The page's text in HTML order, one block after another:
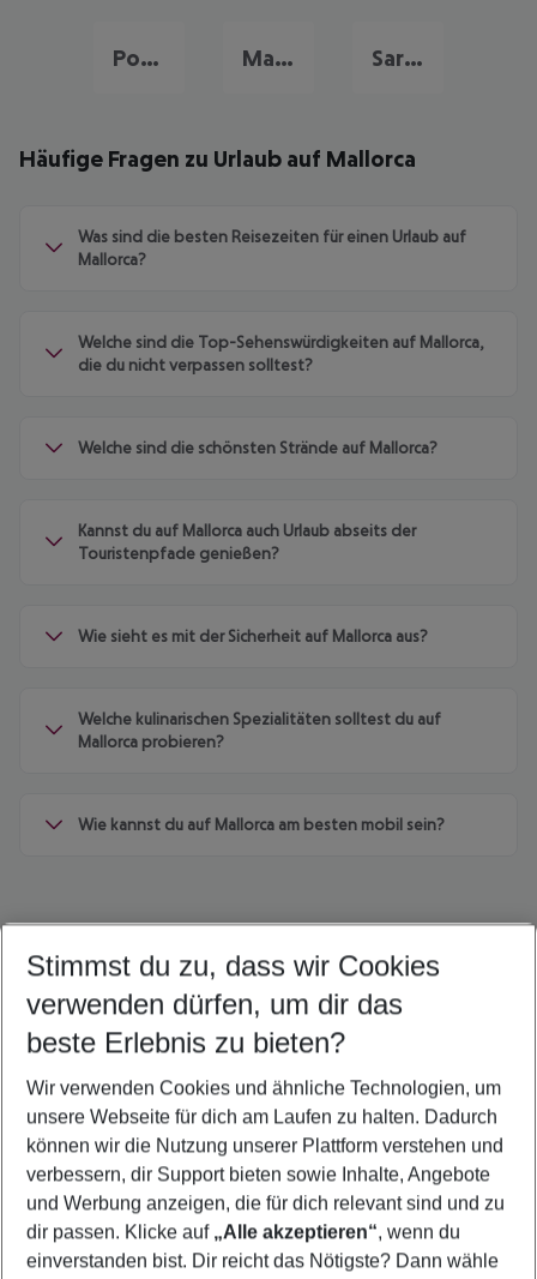
Portugal Urlaub Malta Urlaub Sardinien Urlaub
Häufige Fragen zu Urlaub auf Mallorca
Was sind die besten Reisezeiten für einen Urlaub auf
Mallorca?
Welche sind die Top-Sehenswürdigkeiten auf Mallorca,
die du nicht verpassen solltest?
Welche sind die schönsten Strände auf Mallorca?
Kannst du auf Mallorca auch Urlaub abseits der
Touristenpfade genießen?
Wie sieht es mit der Sicherheit auf Mallorca aus?
Welche kulinarischen Spezialitäten solltest du auf
Mallorca probieren?
Wie kannst du auf Mallorca am besten mobil sein?
Quicklinks
Flug & Hotel Sa Coma
Last Minute Sa Coma
Familienurlaub Sa Coma
Frübucher Angebote Sa Coma für 2026
Pauschalreisen Sa Coma
Stimmst du zu, dass wir Cookies
verwenden dürfen, um dir das
beste Erlebnis zu bieten?
Wir verwenden Cookies und ähnliche Technologien, um
unsere Webseite für dich am Laufen zu halten. Dadurch
können wir die Nutzung unserer Plattform verstehen und
verbessern, dir Support bieten sowie Inhalte, Angebote
und Werbung anzeigen, die für dich relevant sind und zu
dir passen. Klicke auf „Alle akzeptieren“, wenn du
einverstanden bist. Dir reicht das Nötigste? Dann wähle